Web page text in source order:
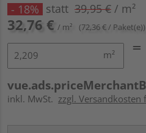
- 18% statt 39,95 € / m²
32,76 € / m² (72,36 € / Paket(e))
m²
inkl. MwSt. zzgl. Versandkosten